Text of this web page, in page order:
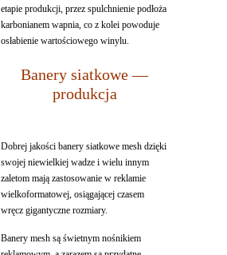
etapie produkcji, przez spulchnienie podłoża
karbonianem wapnia, co z kolei powoduje
osłabienie wartościowego winylu.
Banery siatkowe —
produkcja
Dobrej jakości banery siatkowe mesh dzięki
swojej niewielkiej wadze i wielu innym
zaletom mają zastosowanie w reklamie
wielkoformatowej, osiągającej czasem
wręcz gigantyczne rozmiary.
Banery mesh są świetnym nośnikiem